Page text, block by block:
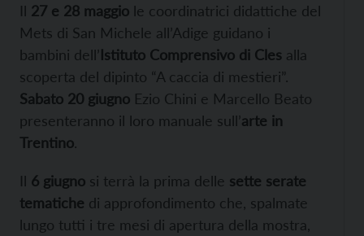
Il 27 e 28 maggio le coordinatrici didattiche del
Mets di San Michele all’Adige guidano i
bambini dell’Istituto Comprensivo di Cles alla
scoperta del dipinto “A caccia di mestieri”.
Sabato 20 giugno Ezio Chini e Marcello Beato
presenteranno il loro manuale sull’arte in
Trentino.
Il 6 giugno si terrà la prima delle sette serate
tematiche di approfondimento che, spalmate
lungo tutti i tre mesi di apertura della mostra,